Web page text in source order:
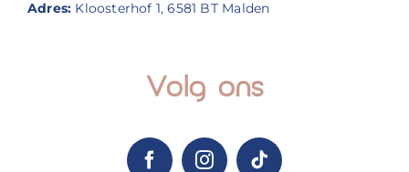
Adres: Kloosterhof 1, 6581 BT Malden
Volg ons